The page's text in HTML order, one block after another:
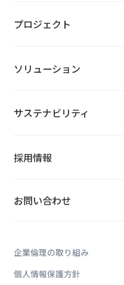
プロジェクト
ソリューション
サステナビリティ
採用情報
お問い合わせ
企業倫理の取り組み
個人情報保護方針